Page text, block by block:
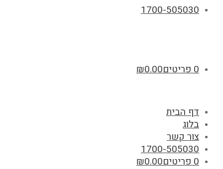
1700-505030
0 פריטים ₪0.00
דף הבית
בלוג
צור קשר
1700-505030
0 פריטים
₪0.00